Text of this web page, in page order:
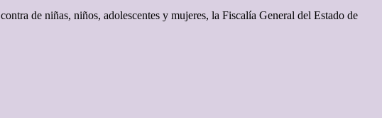
de niñas, niños, adolescentes y mujeres, la Fiscalía General del Estado de